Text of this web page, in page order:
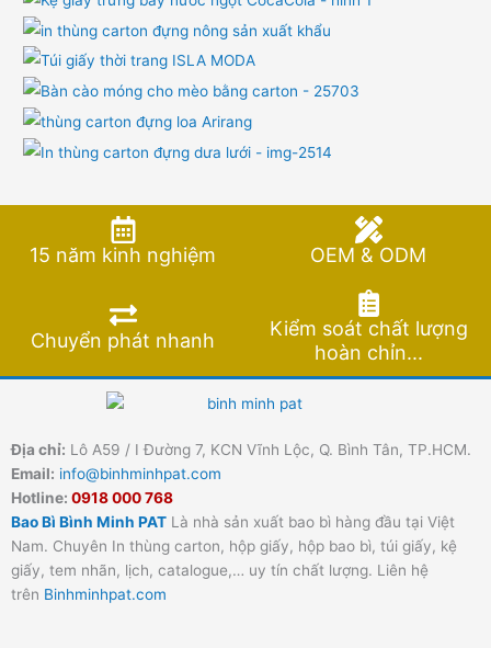
15 năm kinh nghiệm OEM & ODM
Chuyển phát nhanh
Kiểm soát chất lượng
hoàn chỉn...
Địa chỉ: Lô A59 / I Đường 7, KCN Vĩnh Lộc, Q. Bình Tân, TP.HCM.
Email: info@binhminhpat.com
Hotline: 0918 000 768
Bao Bì Bình Minh PAT Là nhà sản xuất bao bì hàng đầu tại Việt
Nam. Chuyên In thùng carton, hộp giấy, hộp bao bì, túi giấy, kệ
giấy, tem nhãn, lịch, catalogue,… uy tín chất lượng. Liên hệ
trên Binhminhpat.com